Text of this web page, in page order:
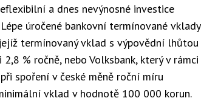
a dnes nevýnosné investice
úročené bankovní termínované vklady
termínovaný vklad s výpovědní lhůtou
% ročně, nebo Volksbank, který v rámci
spoření v české měně roční míru
vklad v hodnotě 100 000 korun.